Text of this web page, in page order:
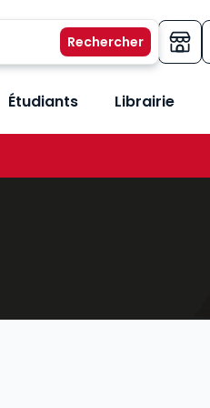
métiers
le sous-menu Vos besoins
Étudiants Librairie